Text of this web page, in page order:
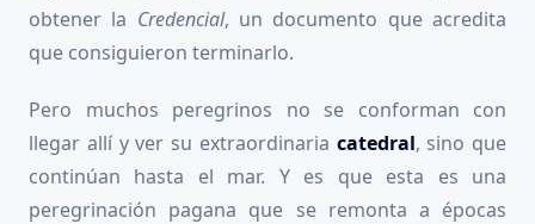
obtener la Credencial, un documento que acredita
que consiguieron terminarlo.
Pero muchos peregrinos no se conforman con
llegar allí y ver su extraordinaria catedral, sino que
continúan hasta el mar. Y es que esta es una
peregrinación pagana que se remonta a épocas